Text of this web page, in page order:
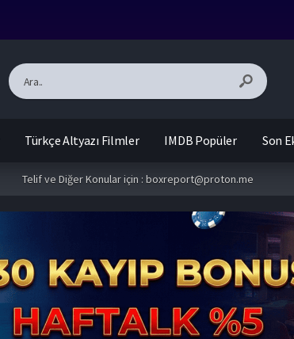
Türkçe Altyazı Filmler IMDB Popüler Son
Telif ve Diğer Konular için : boxreport@proton.me